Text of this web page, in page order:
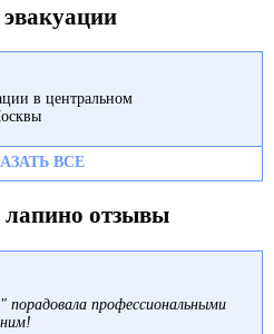
в центральном
ВСЕ
отзывы
профессиональными